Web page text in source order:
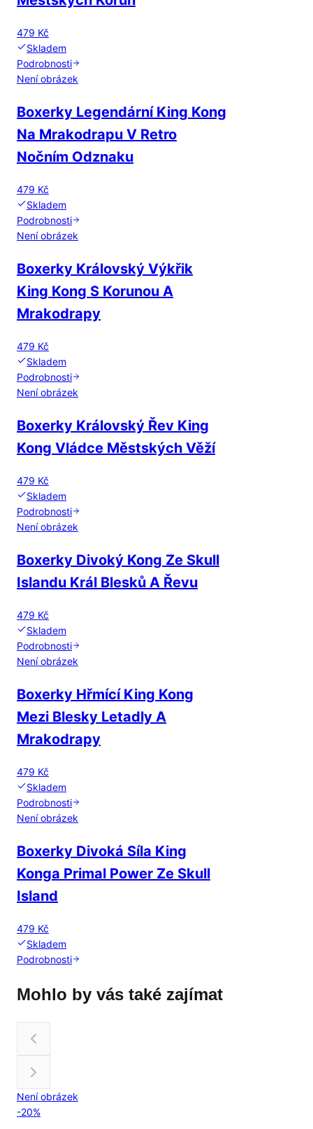
479 Kč
Skladem
Podrobnosti
Není obrázek
Boxerky Legendární King Kong
Na Mrakodrapu V Retro
Nočním Odznaku
479 Kč
Skladem
Podrobnosti
Není obrázek
Boxerky Královský Výkřik
King Kong S Korunou A
Mrakodrapy
479 Kč
Skladem
Podrobnosti
Není obrázek
Boxerky Královský Řev King
Kong Vládce Městských Věží
479 Kč
Skladem
Podrobnosti
Není obrázek
Boxerky Divoký Kong Ze Skull
Islandu Král Blesků A Řevu
479 Kč
Skladem
Podrobnosti
Není obrázek
Boxerky Hřmící King Kong
Mezi Blesky Letadly A
Mrakodrapy
479 Kč
Skladem
Podrobnosti
Není obrázek
Boxerky Divoká Síla King
Konga Primal Power Ze Skull
Island
479 Kč
Skladem
Podrobnosti
Mohlo by vás také zajímat
Není obrázek
-20%